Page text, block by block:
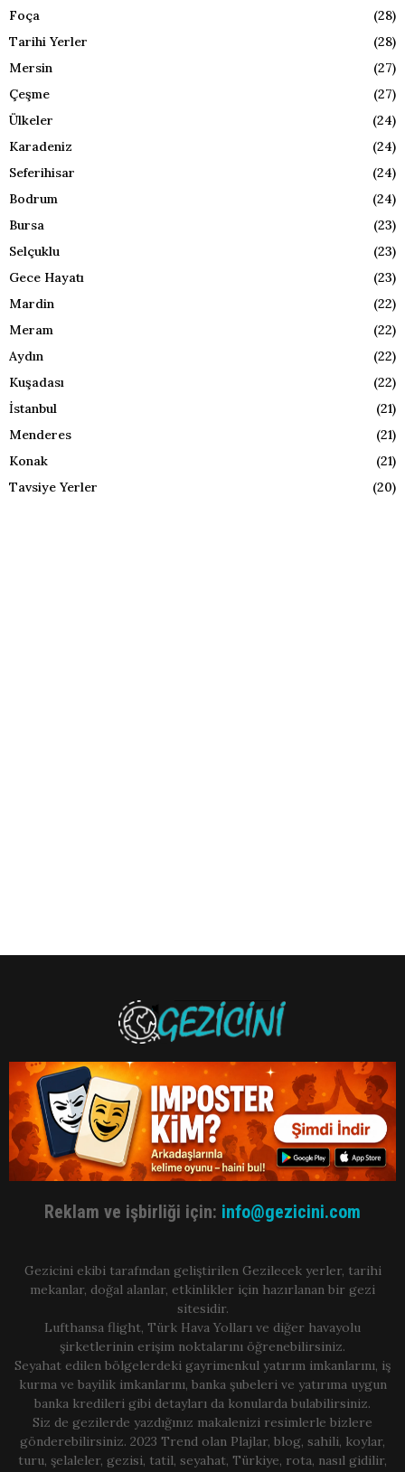
Foça
(28)
Tarihi Yerler
(28)
Mersin
(27)
Çeşme
(27)
Ülkeler
(24)
Karadeniz
(24)
Seferihisar
(24)
Bodrum
(24)
Bursa
(23)
Selçuklu
(23)
Gece Hayatı
(23)
Mardin
(22)
Meram
(22)
Aydın
(22)
Kuşadası
(22)
İstanbul
(21)
Menderes
(21)
Konak
(21)
Tavsiye Yerler
(20)
Reklam ve işbirliği için: info@gezicini.com
Gezicini ekibi tarafından geliştirilen Gezilecek yerler, tarihi
mekanlar, doğal alanlar, etkinlikler için hazırlanan bir gezi
sitesidir.
Lufthansa flight, Türk Hava Yolları ve diğer havayolu
şirketlerinin erişim noktalarını öğrenebilirsiniz.
Seyahat edilen bölgelerdeki gayrimenkul yatırım imkanlarını, iş
kurma ve bayilik imkanlarını, banka şubeleri ve yatırıma uygun
banka kredileri gibi detayları da konularda bulabilirsiniz.
Siz de gezilerde yazdığınız makalenizi resimlerle bizlere
gönderebilirsiniz. 2023 Trend olan Plajlar, blog, sahili, koylar,
turu, şelaleler, gezisi, tatil, seyahat, Türkiye, rota, nasıl gidilir,